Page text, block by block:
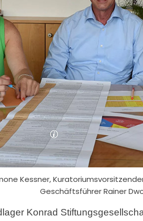
Kessner,
Geschäftsführer Rainer
Konrad